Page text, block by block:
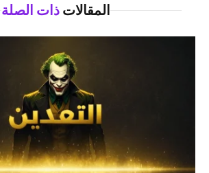
المقالاتذات الصلة